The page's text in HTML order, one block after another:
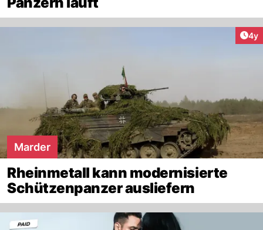
4y
Marder
Rheinmetall kann modernisierte
Schützenpanzer ausliefern